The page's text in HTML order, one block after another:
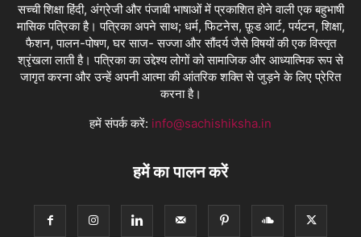
सच्ची शिक्षा हिंदी, अंग्रेजी और पंजाबी भाषाओं में प्रकाशित होने वाली एक बहुभाषी
मासिक पत्रिका है। पत्रिका अपने साथ; धर्म, फिटनेस, फ़ूड आर्ट, पर्यटन, शिक्षा,
फैशन, पालन-पोषण, घर साज- सज्जा और सौंदर्य जैसे विषयों की एक विस्तृत
श्रृंखला लाती है। पत्रिका का उद्देश्य लोगों को सामाजिक और आध्यात्मिक रूप से
जागृत करना और उन्हें अपनी आत्मा की आंतरिक शक्ति से जुड़ने के लिए प्रेरित
करना है।
हमें संपर्क करें: info@sachishiksha.in
हमें का पालन करें